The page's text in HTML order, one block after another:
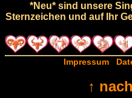
*Neu* sind unsere
Sternzeichen und auf Ihr
Impressum
↑